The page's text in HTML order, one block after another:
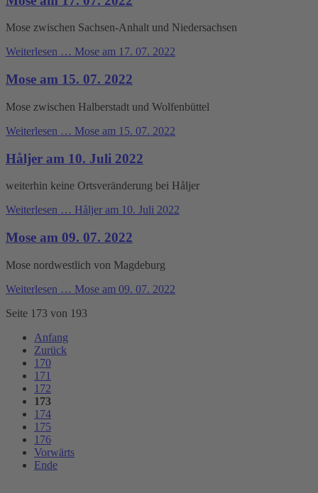
Mose zwischen Sachsen-Anhalt und Niedersachsen
Weiterlesen … Mose am 17. 07. 2022
Mose am 15. 07. 2022
Mose zwischen Halberstadt und Wolfenbüttel
Weiterlesen … Mose am 15. 07. 2022
Håljer am 10. Juli 2022
weiterhin keine Ortsveränderung bei Håljer
Weiterlesen … Håljer am 10. Juli 2022
Mose am 09. 07. 2022
Mose nordwestlich von Magdeburg
Weiterlesen … Mose am 09. 07. 2022
Seite 173 von 193
Anfang
Zurück
170
171
172
173
174
175
176
Vorwärts
Ende